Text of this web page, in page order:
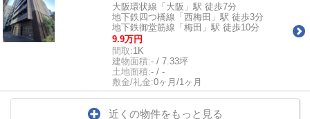
大阪環状線「大阪」駅 徒歩7分
地下鉄四つ橋線「西梅田」駅 徒歩3分
地下鉄御堂筋線「梅田」駅 徒歩10分
9.9万円
間取:1K
建物面積:- / 7.33坪
土地面積:- / -
敷金/礼金:0ヶ月/1ヶ月
近くの物件をもっと見る